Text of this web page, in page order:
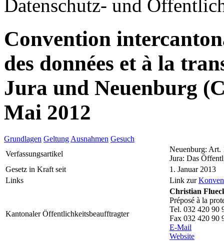
Datenschutz- und
Convention
des données et à la
Jura und Neuenburg
Mai 2012
Grundlagen Geltung Ausnahmen Gesuch
Verfassungsartikel
Neuenburg: Art.
Jura: Das
Gesetz in Kraft seit
1. Januar 2013
Links
Link zur
Kantonaler Öffentlichkeitsbeaufftragter
Christian
Préposé à la
Tel. 032 420 90
Fax 032 420 90
E-Mail
Website